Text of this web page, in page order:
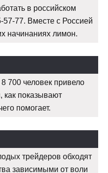
в российском
57-77. Вместе с Россией
начинаниях лимон.
700 человек привело
как показывают
помогает.
трейдеров обходят
зависимыми от воли